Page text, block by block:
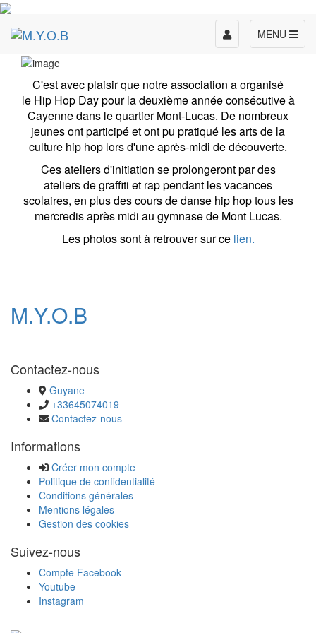
MENU
Toggle
navigation
C'est avec plaisir que notre association a organisé
le Hip Hop Day pour la deuxième année consécutive à
Cayenne dans le quartier Mont-Lucas. De nombreux
jeunes ont participé et ont pu pratiqué les arts de la
culture hip hop lors d'une après-midi de découverte.
Ces ateliers d'initiation se prolongeront par des
ateliers de graffiti et rap pendant les vacances
scolaires, en plus des cours de danse hip hop tous les
mercredis après midi au gymnase de Mont Lucas.
Les photos sont à retrouver sur ce lien.
M.Y.O.B
Contactez-nous
Guyane
+33645074019
Contactez-nous
Informations
Créer mon compte
Politique de confidentialité
Conditions générales
Mentions légales
Gestion des cookies
Suivez-nous
Compte Facebook
Youtube
Instagram